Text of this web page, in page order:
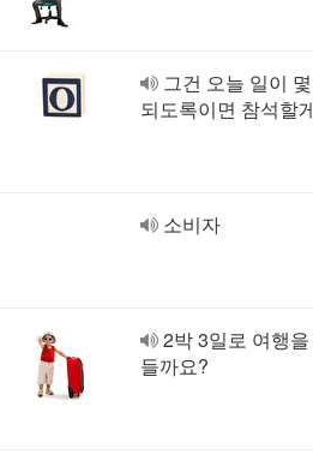
그건 오늘 일이
되도록이면 참석할
소비자
2박 3일로 여행
들까요?